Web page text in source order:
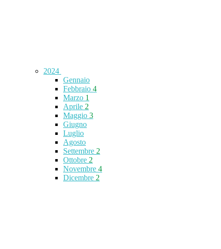
2024
Gennaio
Febbraio 4
Marzo 1
Aprile 2
Maggio 3
Giugno
Luglio
Agosto
Settembre 2
Ottobre 2
Novembre 4
Dicembre 2